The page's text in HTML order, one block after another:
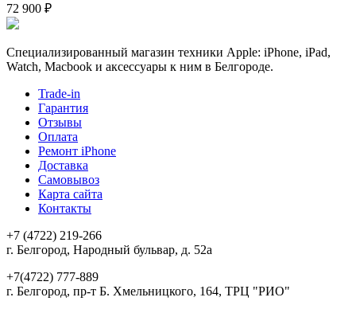
72 900 ₽
Специализированный магазин техники Apple: iPhone, iPad,
Watch, Macbook и аксессуары к ним в Белгороде.
Trade-in
Гарантия
Отзывы
Оплата
Ремонт iPhone
Доставка
Самовывоз
Карта сайта
Контакты
+7 (4722) 219-266
г. Белгород, Народный бульвар, д. 52а
+7(4722) 777-889
г. Белгород, пр-т Б. Хмельницкого, 164, ТРЦ "РИО"